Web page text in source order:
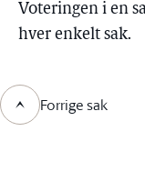
Voteringen i en
hver enkelt sak.
Forrige sak